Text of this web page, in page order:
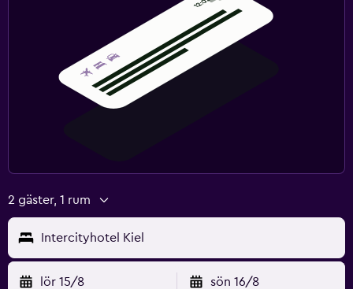
2 gäster, 1 rum
Intercityhotel Kiel
lör 15/8 sön 16/8